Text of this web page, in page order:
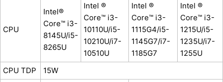
CPU
Intel®
Core™ i3-
8145U/i5-
8265U
Intel ®
Core™ i3-
10110U/i5-
10210U/i7-
10510U
Intel ®
Core™ i3-
1115G4/i5-
1145G7/i7-
1185G7
Intel ®
Core™ i3-
1215U/i5-
1235U/i7-
1255U
CPU TDP
15W